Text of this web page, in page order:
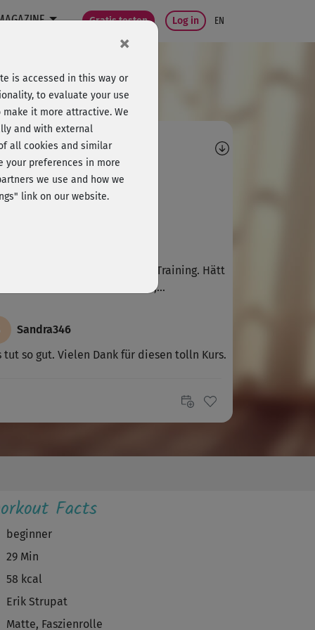
Gratis testen Log in EN
cloudyh
Aber gut!
ein angenehmes, wohltuendes Training. Hätt
das nur schon früher entdeckt,...
Sandra346
tut so gut. Vielen Dank für diesen tolln Kurs.
beste Faszientraining das ich bisher hatte.
fantastisches Training. Genau erklärt und
Gerne mehr davon - ich merke...
Facts
beginner
29 Min
58 kcal
Erik Strupat
Matte, Faszienrolle
×
is accessed in this way or
to evaluate your use
it more attractive. We
and with external
all cookies and similar
your preferences in more
we use and how we
link on our website.